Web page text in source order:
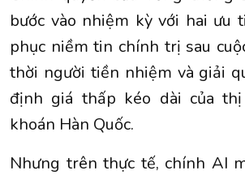
bước vào nhiệm kỳ với hai ưu
phục niềm tin chính trị sau
thời người tiền nhiệm và giải
định giá thấp kéo dài của
khoán Hàn Quốc.
Nhưng trên thực tế, chính AI